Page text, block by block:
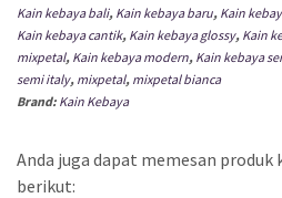
Kain kebaya bali, Kain kebaya baru, Kain
Kain kebaya cantik, Kain kebaya glossy, Kain
mixpetal, Kain kebaya modern, Kain kebaya
semi italy, mixpetal, mixpetal bianca
Brand: Kain Kebaya
Anda juga dapat memesan produk
berikut: